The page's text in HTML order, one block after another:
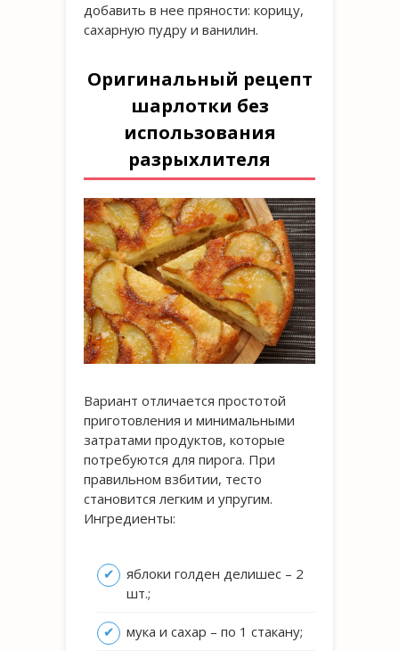
добавить в нее пряности: корицу,
сахарную пудру и ванилин.
Оригинальный рецепт
шарлотки без
использования
разрыхлителя
Вариант отличается простотой
приготовления и минимальными
затратами продуктов, которые
потребуются для пирога. При
правильном взбитии, тесто
становится легким и упругим.
Ингредиенты:
яблоки голден делишес – 2
шт.;
мука и сахар – по 1 стакану;